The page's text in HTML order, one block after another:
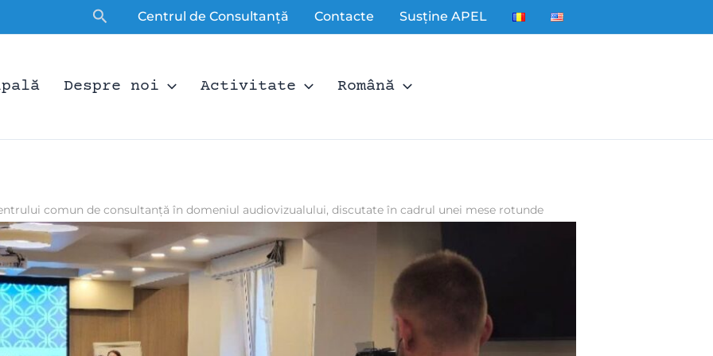
CăutareCentrul de Consultanță Contacte Susține APEL
Despre noi Activitate Română
comun de consultanță în domeniul audiovizualului, discutate în cadrul unei mese rotunde